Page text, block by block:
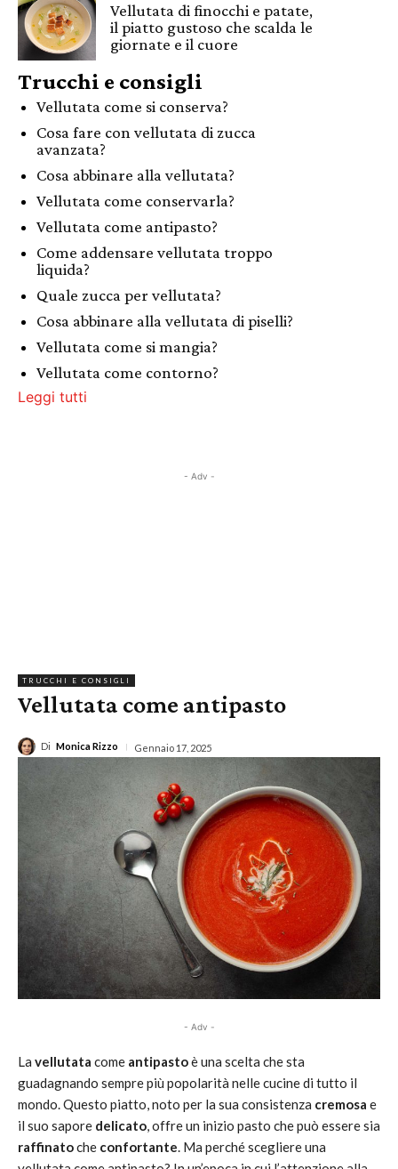
Vellutata di finocchi e patate,
il piatto gustoso che scalda le
giornate e il cuore
Trucchi e consigli
Vellutata come si conserva?
Cosa fare con vellutata di zucca
avanzata?
Cosa abbinare alla vellutata?
Vellutata come conservarla?
Vellutata come antipasto?
Come addensare vellutata troppo
liquida?
Quale zucca per vellutata?
Cosa abbinare alla vellutata di piselli?
Vellutata come si mangia?
Vellutata come contorno?
Leggi tutti
- Adv -